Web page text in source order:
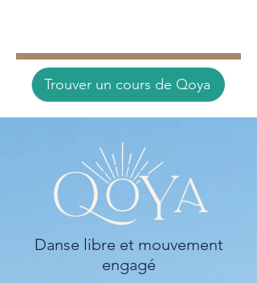
Trouver un cours de Qoya
Danse libre et mouvement
engagé